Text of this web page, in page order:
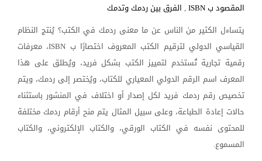
المقصود ب ISBN
, الفرق بين ردمك وتدمك
يتساءل الكثير من الناس عن ما معنى ردمك في الكتب؟ يُنتج النظام
القياسي الدولي لترقيم الكتب المعروف اختصارًا ب ISBN، معرفات
رقمية تجارية تُستخدم لتمييز الكتب بشكل فريد، ويُطلق على هذا
المعرف اسم الرقم الدولي المعياري للكتاب، ويُختصر إلى ردمك، ويتم
تخصيص رقم ردمك فريد لكل إصدار أو اختلاف في المنشور باستثناء
حالات إعادة الطباعة، وعلى سبيل المثال يتم منح أرقام ردمك مختلفة
للمحتوى نفسه في الكتاب الورقي، والكتاب الإلكتروني، والكتاب
المسموع.